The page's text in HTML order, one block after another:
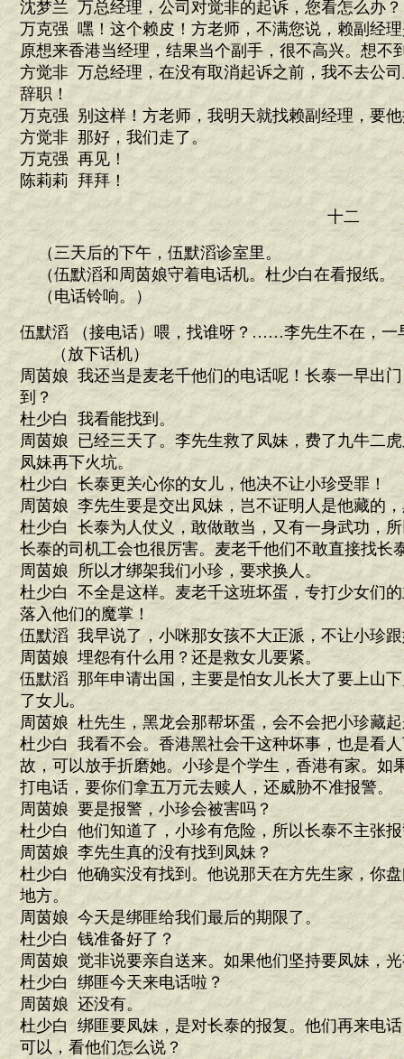
沈梦兰 万总经理，公司对觉非的起诉，您看怎么办？
万克强 嘿！这个赖皮！方老师，不满您说，赖副经
原想来香港当经理，结果当个副手，很不高兴。想不
方觉非 万总经理，在没有取消起诉之前，我不去公
辞职！
万克强 别这样！方老师，我明天就找赖副经理，要
方觉非 那好，我们走了。
万克强 再见！
陈莉莉 拜拜！
十二
（三天后的下午，伍默滔诊室里。
（伍默滔和周茵娘守着电话机。杜少白在看报纸。
（电话铃响。）
伍默滔 （接电话）喂，找谁呀？……李先生不在，一
（放下话机）
周茵娘 我还当是麦老千他们的电话呢！长泰一早出
到？
杜少白 我看能找到。
周茵娘 已经三天了。李先生救了凤妹，费了九牛二
凤妹再下火坑。
杜少白 长泰更关心你的女儿，他决不让小珍受罪！
周茵娘 李先生要是交出凤妹，岂不证明人是他藏的
杜少白 长泰为人仗义，敢做敢当，又有一身武功，
长泰的司机工会也很厉害。麦老千他们不敢直接找长
周茵娘 所以才绑架我们小珍，要求换人。
杜少白 不全是这样。麦老千这班坏蛋，专打少女们
落入他们的魔掌！
伍默滔 我早说了，小咪那女孩不大正派，不让小珍
周茵娘 埋怨有什么用？还是救女儿要紧。
伍默滔 那年申请出国，主要是怕女儿长大了要上山
了女儿。
周茵娘 杜先生，黑龙会那帮坏蛋，会不会把小珍藏
杜少白 我看不会。香港黑社会干这种坏事，也是看
故，可以放手折磨她。小珍是个学生，香港有家。如
打电话，要你们拿五万元去赎人，还威胁不准报警。
周茵娘 要是报警，小珍会被害吗？
杜少白 他们知道了，小珍有危险，所以长泰不主张
周茵娘 李先生真的没有找到凤妹？
杜少白 他确实没有找到。他说那天在方先生家，你
地方。
周茵娘 今天是绑匪给我们最后的期限了。
杜少白 钱准备好了？
周茵娘 觉非说要亲自送来。如果他们坚持要凤妹，
杜少白 绑匪今天来电话啦？
周茵娘 还没有。
杜少白 绑匪要凤妹，是对长泰的报复。他们再来电
可以，看他们怎么说？